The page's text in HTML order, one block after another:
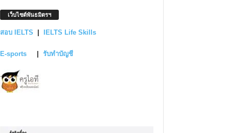
เว็บไซต์พันธมิตรฯ
สอบ IELTS IELTS Life Skills
E-sports รับทำบัญชี